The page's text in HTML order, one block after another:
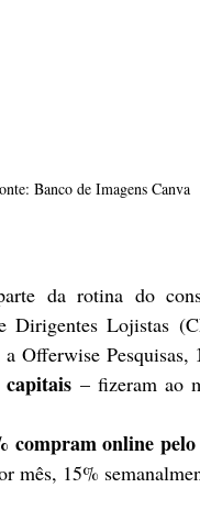
Banco de Imagens Canva
da rotina do
Dirigentes Lojistas
Offerwise Pesquisas,
– fizeram ao
compram online
mês, 15%